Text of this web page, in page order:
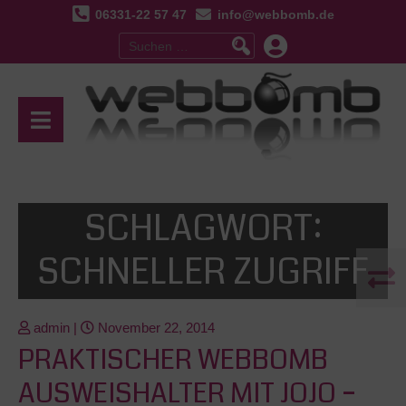
06331-22 57 47
info@webbomb.de
Suchen
nach:
SCHLAGWORT:
SCHNELLER ZUGRIFF
admin | November 22, 2014
PRAKTISCHER WEBBOMB
AUSWEISHALTER MIT JOJO –